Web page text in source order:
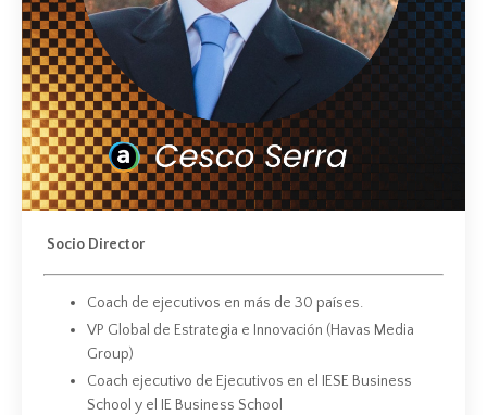
Socio Director
Coach de ejecutivos en más de 30 países.
VP Global de Estrategia e Innovación (Havas Media
Group)
Coach ejecutivo de Ejecutivos en el IESE Business
School y el IE Business School